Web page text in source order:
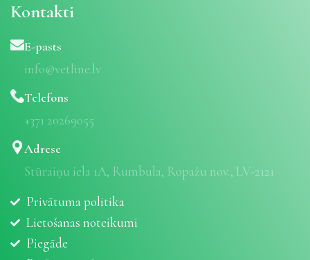
Kontakti
E-pasts
info@vetline.lv
Telefons
+371 20269055
Adrese
Stūraiņu iela 1A, Rumbula, Ropažu nov., LV-2121
Privātuma politika
Lietošanas noteikumi
Piegāde